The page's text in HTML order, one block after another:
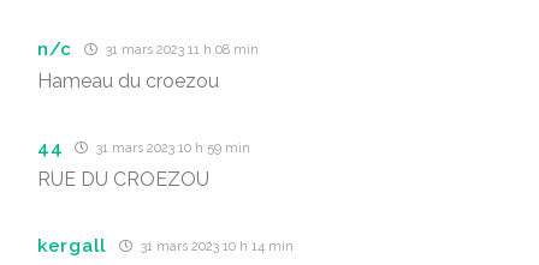
n/c 31 mars 2023 11 h 08 min
Hameau du croezou
44 31 mars 2023 10 h 59 min
RUE DU CROEZOU
kergall 31 mars 2023 10 h 14 min